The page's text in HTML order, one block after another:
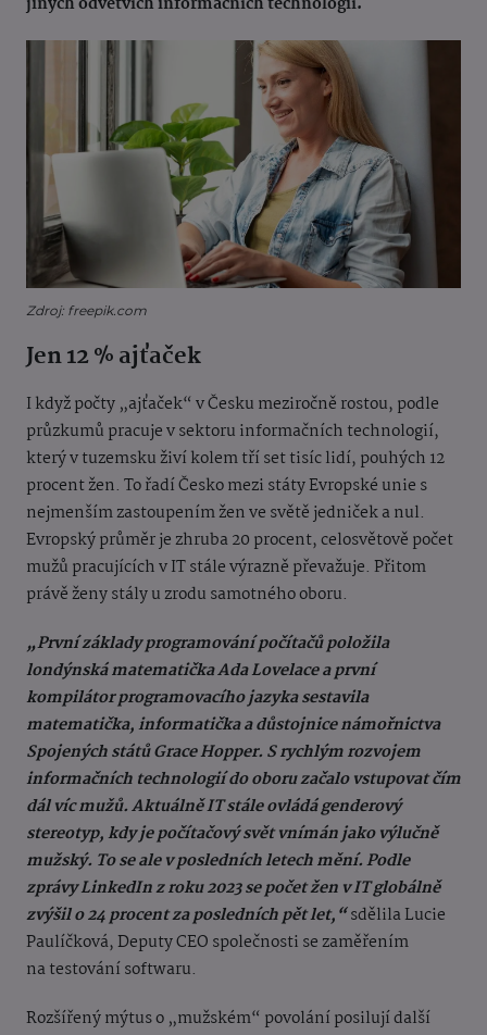
Zdroj: freepik.com
Jen 12 % ajťaček
I když počty „ajťaček“ v Česku meziročně rostou, podle
průzkumů pracuje v sektoru informačních technologií,
který v tuzemsku živí kolem tří set tisíc lidí, pouhých 12
procent žen. To řadí Česko mezi státy Evropské unie s
nejmenším zastoupením žen ve světě jedniček a nul.
Evropský průměr je zhruba 20 procent, celosvětově počet
mužů pracujících v IT stále výrazně převažuje. Přitom
právě ženy stály u zrodu samotného oboru.
„První základy programování počítačů položila
londýnská matematička Ada Lovelace a první
kompilátor programovacího jazyka sestavila
matematička, informatička a důstojnice námořnictva
Spojených států Grace Hopper. S rychlým rozvojem
informačních technologií do oboru začalo vstupovat čím
dál víc mužů. Aktuálně IT stále ovládá genderový
stereotyp, kdy je počítačový svět vnímán jako výlučně
mužský. To se ale v posledních letech mění. Podle
zprávy LinkedIn z roku 2023 se počet žen v IT globálně
zvýšil o 24 procent za posledních pět let,“sdělila Lucie
Paulíčková, Deputy CEO společnosti se zaměřením
natestování softwaru.
Rozšířený mýtus o „mužském“ povolání posilují další